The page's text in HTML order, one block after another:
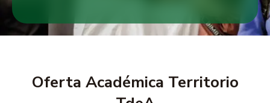
Oferta Académica Territorio